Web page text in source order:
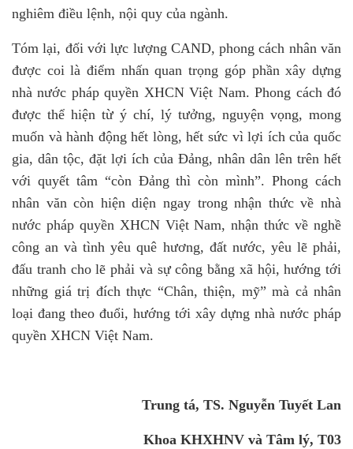
nghiêm điều lệnh, nội quy của ngành.
Tóm lại, đối với lực lượng CAND, phong cách nhân văn
được coi là điểm nhấn quan trọng góp phần xây dựng
nhà nước pháp quyền XHCN Việt Nam. Phong cách đó
được thể hiện từ ý chí, lý tưởng, nguyện vọng, mong
muốn và hành động hết lòng, hết sức vì lợi ích của quốc
gia, dân tộc, đặt lợi ích của Đảng, nhân dân lên trên hết
với quyết tâm “còn Đảng thì còn mình”. Phong cách
nhân văn còn hiện diện ngay trong nhận thức về nhà
nước pháp quyền XHCN Việt Nam, nhận thức về nghề
công an và tình yêu quê hương, đất nước, yêu lẽ phải,
đấu tranh cho lẽ phải và sự công bằng xã hội, hướng tới
những giá trị đích thực “Chân, thiện, mỹ” mà cả nhân
loại đang theo đuổi, hướng tới xây dựng nhà nước pháp
quyền XHCN Việt Nam.
Trung tá, TS. Nguyễn Tuyết Lan
Khoa KHXHNV và Tâm lý, T03